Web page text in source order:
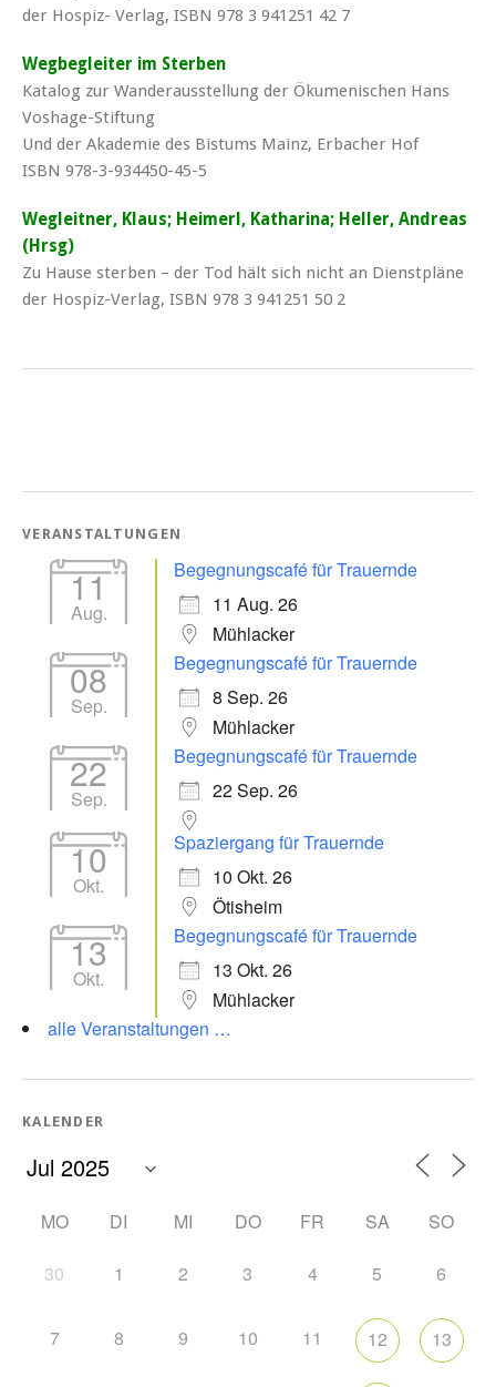
der Hospiz- Verlag, ISBN 978 3 941251 42 7
Wegbegleiter im Sterben
Katalog zur Wanderausstellung der Ökumenischen Hans
Voshage-Stiftung
Und der Akademie des Bistums Mainz, Erbacher Hof
ISBN 978-3-934450-45-5
Wegleitner, Klaus; Heimerl, Katharina; Heller, Andreas
(Hrsg)
Zu Hause sterben – der Tod hält sich nicht an Dienstpläne
der Hospiz-Verlag, ISBN 978 3 941251 50 2
VERANSTALTUNGEN
11
Aug.
Begegnungscafé für Trauernde
11 Aug. 26
Mühlacker
08
Sep.
Begegnungscafé für Trauernde
8 Sep. 26
Mühlacker
22
Sep.
Begegnungscafé für Trauernde
22 Sep. 26
10
Okt.
Spaziergang für Trauernde
10 Okt. 26
Ötisheim
13
Okt.
Begegnungscafé für Trauernde
13 Okt. 26
Mühlacker
alle Veranstaltungen …
KALENDER
MO DI MI DO FR SA SO
30 1 2 3 4 5 6
7 8 9 10 11 12 13